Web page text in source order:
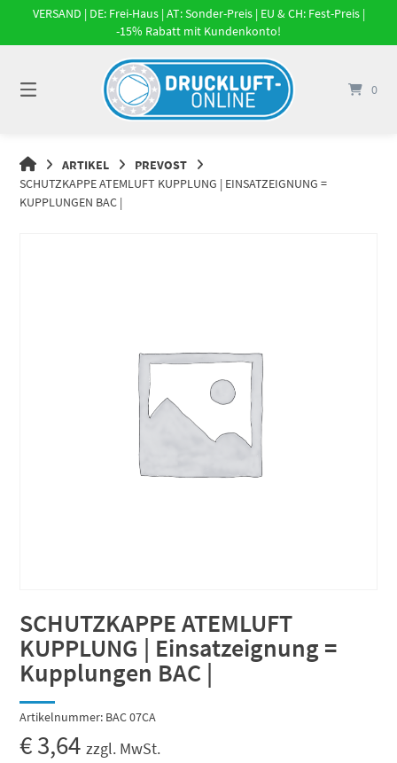
Springe
Inhalt
VERSAND | DE: Frei-Haus | AT: Sonder-Preis | EU & CH: Fest-Preis |
-15% Rabatt mit Kundenkonto!
0
DRUCKLUFT-
ONLINE
|
ARTIKEL
PREVOST
SCHUTZKAPPE ATEMLUFT KUPPLUNG | EINSATZEIGNUNG =
KUPPLUNGEN BAC |
SCHUTZKAPPE ATEMLUFT
KUPPLUNG | Einsatzeignung =
Kupplungen BAC |
Artikelnummer: BAC 07CA
€3,64 zzgl. MwSt.